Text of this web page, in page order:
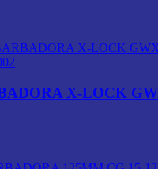
X-LOCK